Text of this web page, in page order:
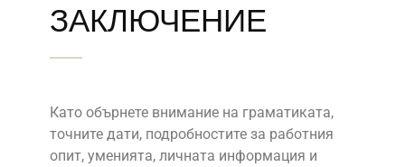
ЗАКЛЮЧЕНИЕ
Като обърнете внимание на граматиката,
точните дати, подробностите за работния
опит, уменията, личната информация и